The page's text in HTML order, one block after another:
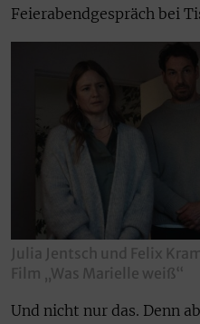
Feierabendgespräch bei
Julia Jentsch und Felix
Film „Was Marielle weiß“
Und nicht nur das. Denn